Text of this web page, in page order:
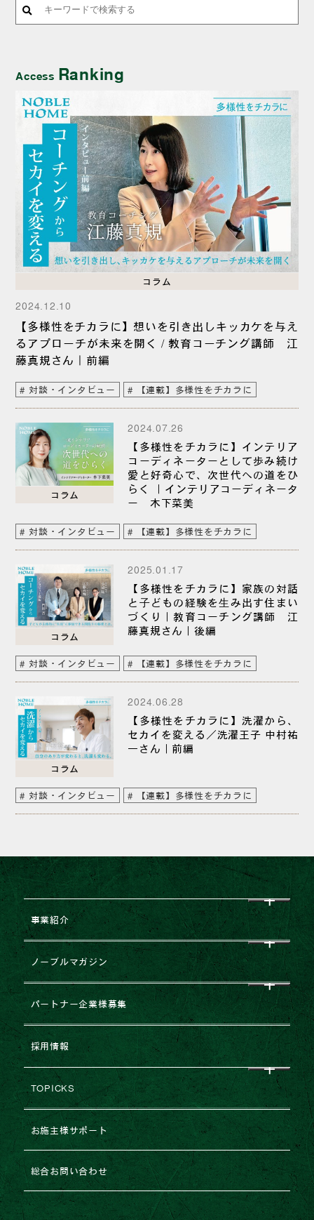
Access Ranking
コラム
2024.12.10
【多様性をチカラに】想いを引き出しキッカケを与え
るアプローチが未来を開く / 教育コーチング講師 江
藤真規さん｜前編
対談・インタビュー 【連載】多様性をチカラに
コラム
2024.07.26
【多様性をチカラに】インテリア
コーディネーターとして歩み続け
愛と好奇心で、次世代への道をひ
らく ｜インテリアコーディネータ
ー 木下菜美
対談・インタビュー 【連載】多様性をチカラに
コラム
2025.01.17
【多様性をチカラに】家族の対話
と⼦どもの経験を⽣み出す住まい
づくり｜教育コーチング講師 江
藤真規さん｜後編
対談・インタビュー 【連載】多様性をチカラに
コラム
2024.06.28
【多様性をチカラに】洗濯から、
セカイを変える／洗濯王子 中村祐
一さん｜前編
対談・インタビュー 【連載】多様性をチカラに
事業紹介
CEO挨拶
企業理念
会社概要
グループ企業一覧
沿革・変遷
ESGの取り組み
ノーブルマガジン
すべて
NEWS
レポート
パートナー企業様募集
企業提携・M&Aのご相談
建築協力業者様募集
不動産売却
法人のお客様専用お問い合わせ
採用情報
TOPICKS
2026年
2025年
2024年
お施主様サポート
総合お問い合わせ